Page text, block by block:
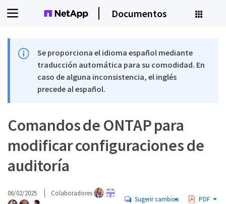
Documentos
Se proporciona el idioma español mediante
traducción automática para su comodidad. En
caso de alguna inconsistencia, el inglés
precede al español.
Comandos de ONTAP para
modificar configuraciones de
auditoría
06/02/2025 Colaboradores
Sugerir cambios PDF